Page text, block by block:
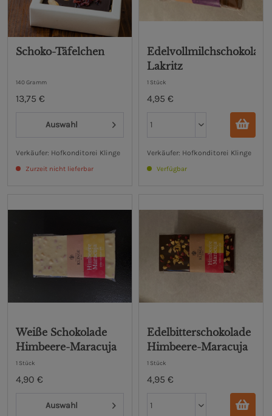
Schoko-Täfelchen
140 Gramm
13,75 €
Auswahl
Verkäufer: Hofkonditorei Klinge
Zurzeit nicht lieferbar
Edelvollmilchschokolade
Lakritz
1 Stück
4,95 €
Verkäufer: Hofkonditorei Klinge
Verfügbar
Weiße Schokolade
Himbeere-Maracuja
1 Stück
4,90 €
Auswahl
Edelbitterschokolade
Himbeere-Maracuja
1 Stück
4,95 €